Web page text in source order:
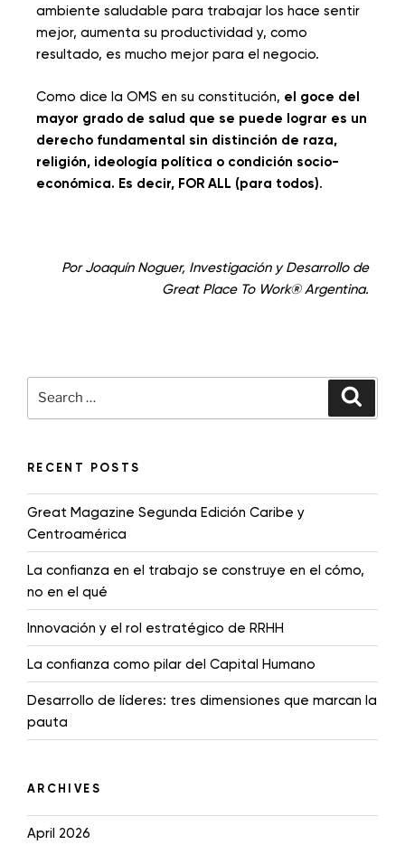
ambiente saludable para trabajar los hace sentir
mejor, aumenta su productividad y, como
resultado, es mucho mejor para el negocio.
Como dice la OMS en su constitución, el goce del
mayor grado de salud que se puede lograr es un
derecho fundamental sin distinción de raza,
religión, ideología política o condición socio-
económica. Es decir, FOR ALL (para todos).
Por Joaquín Noguer, Investigación y Desarrollo de
Great Place To Work® Argentina.
RECENT POSTS
Great Magazine Segunda Edición Caribe y
Centroamérica
La confianza en el trabajo se construye en el cómo,
no en el qué
Innovación y el rol estratégico de RRHH
La confianza como pilar del Capital Humano
Desarrollo de líderes: tres dimensiones que marcan la
pauta
ARCHIVES
April 2026